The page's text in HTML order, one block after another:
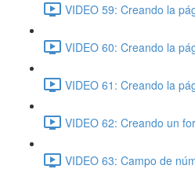
VIDEO 59: Creando la
VIDEO 60: Creando la
VIDEO 61: Creando la
VIDEO 62: Creando un
VIDEO 63: Campo de